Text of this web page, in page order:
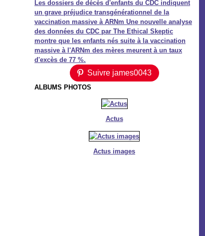
Les dossiers de décès d'enfants du CDC indiquent
un grave préjudice transgénérationnel de la
vaccination massive à ARNm Une nouvelle analyse
des données du CDC par The Ethical Skeptic
montre que les enfants nés suite à la vaccination
massive à l'ARNm des mères meurent à un taux
d'excès de 77 %.
Suivre james0043
ALBUMS PHOTOS
Actus
Actus images